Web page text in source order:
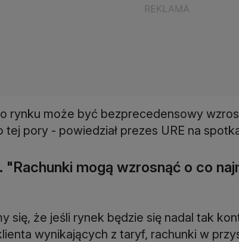
rynku może być bezprecedensowy
tej pory - powiedział prezes URE na
"Rachunki mogą wzrosnąć o co
się, że jeśli rynek będzie się nadal tak
wynikających z taryf, rachunki w